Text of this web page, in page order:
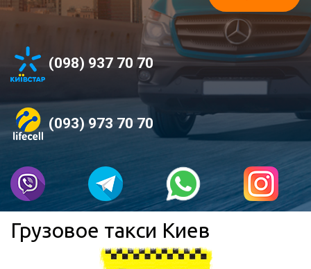
(098) 937 70 70
(093) 973 70 70
Грузовое такси Киев